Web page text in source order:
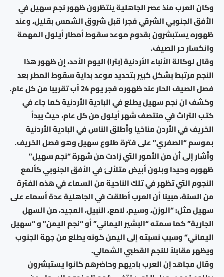
وكان العرب منذ عصر الجاهلية ينتظرون ظهور نجم سهيل في
الأفق الجنوبي الشرقي فجرا قبل شروق الشمس بقليل، وعند
ظهوره يستبشرون بقدوم موعد سقوط أمطار أيلول المهمة
وانكسار حر الصيف.
وقال لوكالة الأنباء الأردنية (بترا) اليوم الأحد، إن ظهور هذا
النجم مرتبط بشكل كبير بتحديد موعد بداية سقوط المطر بعد
فصل الصيف الحار عند ظهوره فجر يوم 24 آب تقريبا من كل عام.
وكشف ان نجم سهيل يطلع في البادية الأردنية كما جاء في
كتب التراث في منتصف شهر أيلول من كل عام، حيث يبدأ
الخريف في الأردن مناخيا وأطلق الناس في البادية الأردنية
بموسم “الصفري” على فترة طلوع سهيل وهو فصل الخريف.
وأشار إلى أن من الأمور التي زادت من شهرة “نجم سهيل”
ظهوره وحيدا وبلون أبيض متلألئ في الأفق الجنوبي كألمع
النجوم التي تظهر في تلك الناحية من السماء في هذه الفترة
من السنة، مبينا أن العرب أطلقت في الجاهلية عدة أسماء على
سهيل مثل: “الوزن، وسيم، لامع، النبيل، المجيد، من السهل
الجارية” كما سمته “البشير اليماني” أو “نجم اليمن” و “سهيل
اليماني” وسبب نسبته إلى اليمن كونه يطلع من جهة الجنوب
ويظهر مقابلاً للنجم القطبي الشمالي.
وقال مجاهد إن العرب باديهم وحاضرهم كانوا يستبشرون